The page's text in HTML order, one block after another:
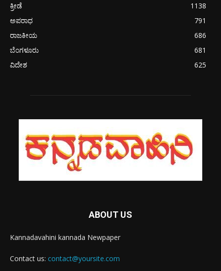
ಕ್ರೀಡೆ
1138
ಅಪರಾಧ
791
ರಾಜಕೀಯ
686
ಬೆಂಗಳೂರು
681
ವಿದೇಶ
625
ABOUT US
Kannadavahini kannada Newpaper
Contact us: contact@yoursite.com